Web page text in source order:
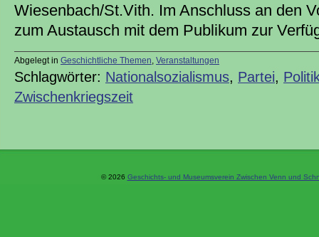
Wiesenbach/St.Vith. Im Anschluss an den
zum Austausch mit dem Publikum zur
Abgelegt in Geschichtliche Themen Veranstaltungen
Schlagwörter: Nationalsozialismus, Partei,
Zwischenkriegszeit
© 2026 Geschichts- und Museumsverein Zwischen Venn und